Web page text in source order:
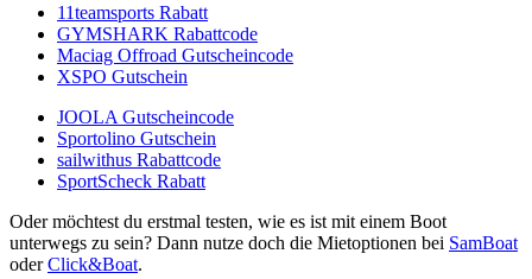
11teamsports Rabatt
GYMSHARK Rabattcode
Maciag Offroad Gutscheincode
XSPO Gutschein
JOOLA Gutscheincode
Sportolino Gutschein
sailwithus Rabattcode
SportScheck Rabatt
Oder möchtest du erstmal testen, wie es ist mit einem Boot
unterwegs zu sein? Dann nutze doch die Mietoptionen bei SamBoat
oderClick&Boat.